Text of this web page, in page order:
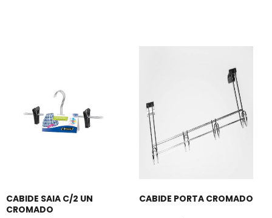
CABIDE SAIA C/2 UN
CROMADO
CABIDE PORTA CROMADO